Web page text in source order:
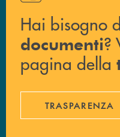
Hai bisogno
documenti?
pagina della
TRASPARENZA